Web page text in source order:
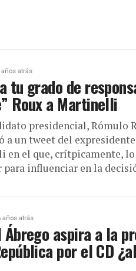
años atrás
tu grado de
Roux a Martinelli
presidencial, Rómulo
a un tweet del
el que, crítpicamente, lo
para influenciar en la
años atrás
Ábrego aspira a la
por el CD